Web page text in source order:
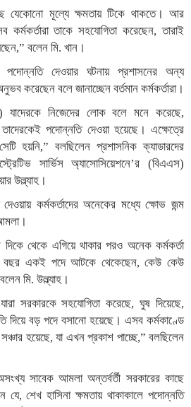
যেকোনো মূল্যে ক্ষমতায় টিকে থাকতে। আর
কর্মকর্তারা তাকে সহযোগিতা করেছেন, তারাই
বলেন মি. খান।
পদোন্নতি দেওয়ার ঘটনায় প্রশাসনের অন্য
করেছেন বলে জানাচ্ছেন বর্তমান কর্মকর্তারা।
যাদেরকে নিজেদের লোক বলে মনে করেছে,
পদোন্নতি দেওয়া হয়েছে। এক্ষেত্রে
হয়নি,” বলছিলেন প্রশাসনিক ক্যাডারদের
সার্ভিস অ্যাসোসিয়েশনে’র (বিএএস)
উল্ল্যাহ।
কর্মকর্তাদের অনেকের মধ্যে ক্ষোভ জন্ম
থেকে এগিয়ে থাকার পরও অনেক কর্মকর্তা
বছর একই পদে আটকে থেকেছেন, কেউ কেউ
মি. উল্ল্যাহ।
সরকারকে সহযোগিতা করেছে, ঘুষ দিয়েছে,
দিয়ে বড় পদে বসানো হয়েছে। এসব কর্মকাণ্ডে
সঞ্চার হয়েছে, যা এখন প্রকাশ পাচ্ছে,” বলছিলেন
সাবেক আমলা অন্তর্বর্তী সরকারের কাছে
শেখ হাসিনা ক্ষমতায় থাকাকালে পদোন্নতি